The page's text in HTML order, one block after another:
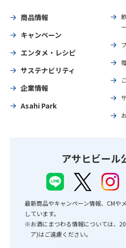
商品情報
キャンペーン
エンタメ・レシピ
サステナビリティ
企業情報
Asahi Park
アサヒビール
最新商品やキャンペーン情報、CMや
しています。
※お酒にまつわる情報については、
ア)はご遠慮ください。